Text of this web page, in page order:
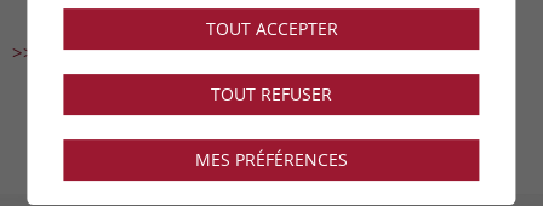
>> à découvrir en images
TOUT ACCEPTER
TOUT REFUSER
MES PRÉFÉRENCES